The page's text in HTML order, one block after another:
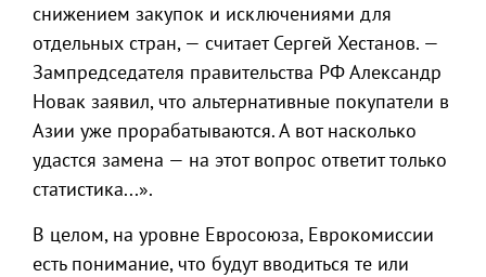
снижением закупок и исключениями для
отдельных стран, — считает Сергей Хестанов. —
Зампредседателя правительства РФ Александр
Новак заявил, что альтернативные покупатели в
Азии уже прорабатываются. А вот насколько
удастся замена — на этот вопрос ответит только
статистика...».
В целом, на уровне Евросоюза, Еврокомиссии
есть понимание, что будут вводиться те или